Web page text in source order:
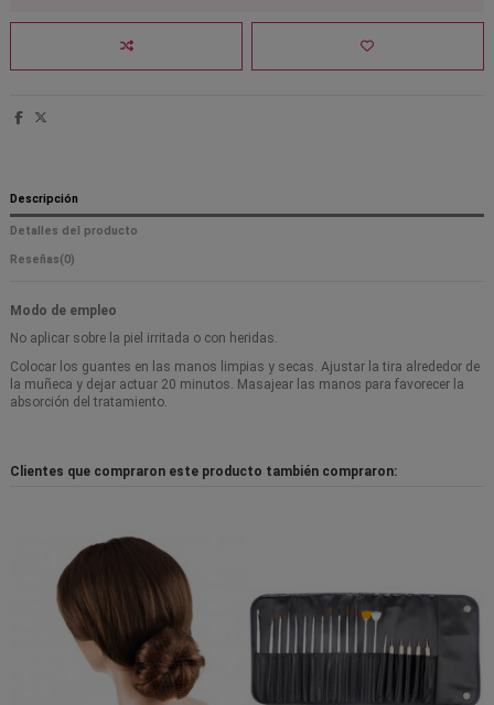
Descripción
Detalles del producto
Reseñas(0)
Modo de empleo
No aplicar sobre la piel irritada o con heridas.
Colocar los guantes en las manos limpias y secas. Ajustar la tira alrededor de
la muñeca y dejar actuar 20 minutos. Masajear las manos para favorecer la
absorción del tratamiento.
Clientes que compraron este producto también compraron: